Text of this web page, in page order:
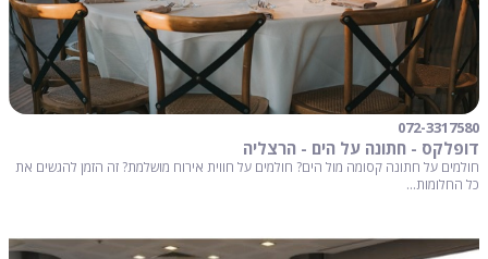
072-3317580
דופלקס - חתונה על הים - הרצליה
חולמים על חתונה קסומה מול הים? חולמים על חווית אירוח מושלמת? זה הזמן להגשים את
כל החלומות...